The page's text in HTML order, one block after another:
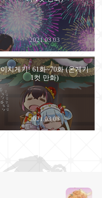
2021.03.03
이치게키! 61화~70화 (온게키
1컷 만화)
2021.03.03